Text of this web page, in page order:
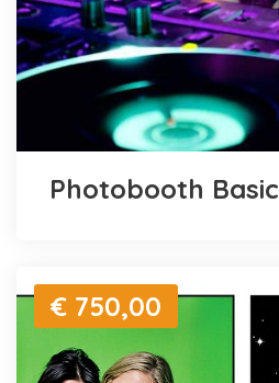
Photobooth Basic
€ 750,00